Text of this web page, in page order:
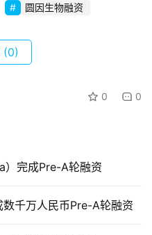
圆因生物融资
(0)
0 0
完成Pre-A轮融资
千万人民币Pre-A轮融资